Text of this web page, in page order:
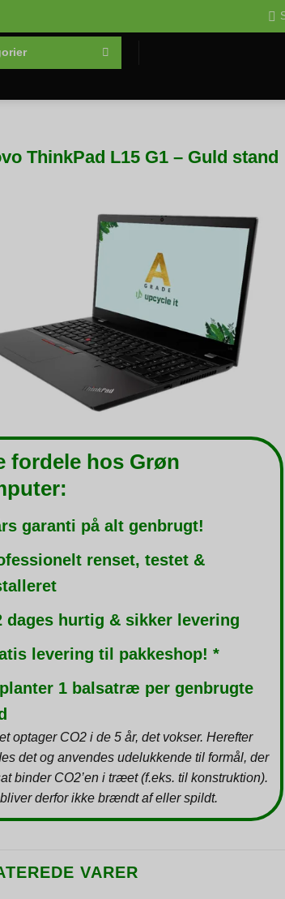
ThinkPad L15 G1 – Guld stand
fordele hos Grøn
garanti på alt genbrugt!
renset, testet &
dages hurtig & sikker levering
levering til pakkeshop! *
1 balsatræ per genbrugte
optager CO2 i de 5 år, det vokser. Herefter
det og anvendes udelukkende til formål, der
binder CO2’en i træet (f.eks. til konstruktion).
derfor ikke brændt af eller spildt.
VARER